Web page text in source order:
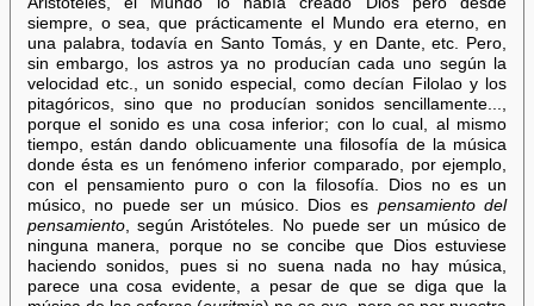
siempre, o sea, que prácticamente el Mundo era eterno, en
una palabra, todavía en Santo Tomás, y en Dante, etc. Pero,
sin embargo, los astros ya no producían cada uno según la
velocidad etc., un sonido especial, como decían Filolao y los
pitagóricos, sino que no producían sonidos sencillamente...,
porque el sonido es una cosa inferior; con lo cual, al mismo
tiempo, están dando oblicuamente una filosofía de la música
donde ésta es un fenómeno inferior comparado, por ejemplo,
con el pensamiento puro o con la filosofía. Dios no es un
músico, no puede ser un músico. Dios es pensamiento del
pensamiento, según Aristóteles. No puede ser un músico de
ninguna manera, porque no se concibe que Dios estuviese
haciendo sonidos, pues si no suena nada no hay música,
parece una cosa evidente, a pesar de que se diga que la